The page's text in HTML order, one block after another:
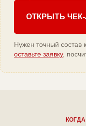
ОТКРЫТЬ
Нужен точный состав
оставьте заявку,